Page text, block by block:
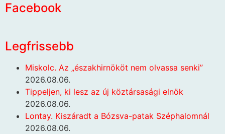
Facebook
Legfrissebb
Miskolc. Az „északhirnököt nem olvassa senki”
2026.08.06.
Tippeljen, ki lesz az új köztársasági elnök
2026.08.06.
Lontay. Kiszáradt a Bózsva-patak Széphalomnál
2026.08.06.